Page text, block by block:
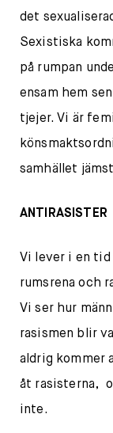
det
Sexistiska
på rumpan
ensam hem
tjejer. Vi är
samhället
ANTIRASISTER
Vi lever i en
rumsrena och
Vi ser hur
rasismen blir
aldrig kommer
åt rasisterna,
inte.